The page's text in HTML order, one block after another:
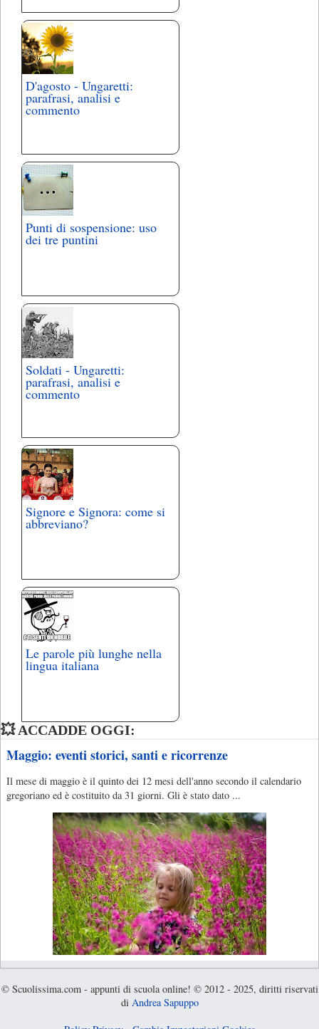
D'agosto - Ungaretti:
parafrasi, analisi e
commento
Punti di sospensione: uso
dei tre puntini
Soldati - Ungaretti:
parafrasi, analisi e
commento
Signore e Signora: come si
abbreviano?
Le parole più lunghe nella
lingua italiana
💥 ACCADDE OGGI:
Maggio: eventi storici, santi e ricorrenze
Il mese di maggio è il quinto dei 12 mesi dell'anno secondo il calendario
gregoriano ed è costituito da 31 giorni. Gli è stato dato ...
© Scuolissima.com - appunti di scuola online! © 2012 - 2025, diritti riservati
di Andrea Sapuppo